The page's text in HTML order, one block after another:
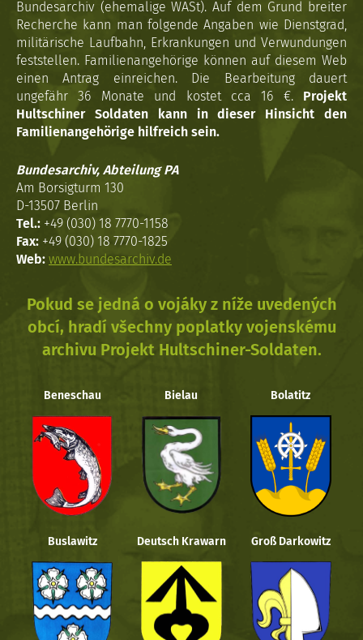
Bundesarchiv (ehemalige WASt). Auf dem Grund breiter
Recherche kann man folgende Angaben wie Dienstgrad,
militärische Laufbahn, Erkrankungen und Verwundungen
feststellen. Familienangehörige können auf diesem Web
einen Antrag einreichen. Die Bearbeitung dauert
ungefähr 36 Monate und kostet cca 16 €. Projekt
Hultschiner Soldaten kann in dieser Hinsicht den
Familienangehörige hilfreich sein.
Bundesarchiv, Abteilung PA
Am Borsigturm 130
D-13507 Berlin
Tel.: +49 (030) 18 7770-1158
Fax: +49 (030) 18 7770-1825
Web: www.bundesarchiv.de
Pokud se jedná o vojáky z níže uvedených
obcí, hradí všechny poplatky vojenskému
archivu Projekt Hultschiner-Soldaten.
Beneschau Bielau Bolatitz
Buslawitz Deutsch Krawarn Groß Darkowitz